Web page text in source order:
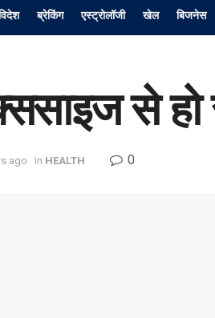
ब्रेकिंग एस्ट्रोलॉजी खेल बिजनेस
से
ago in HEALTH 0